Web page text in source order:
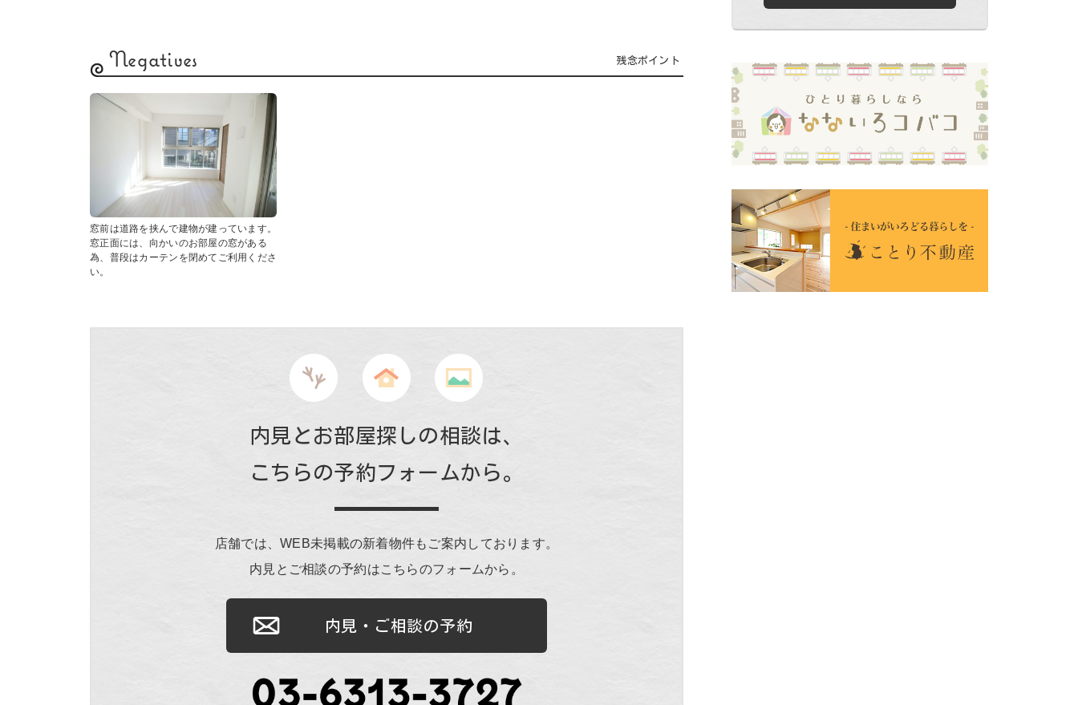
Negatives 残念ポイント
窓前は道路を挟んで建物が建っています。
窓正面には、向かいのお部屋の窓がある
為、普段はカーテンを閉めてご利用くださ
い。
内見とお部屋探しの相談は、
こちらの予約フォームから。
店舗では、WEB未掲載の新着物件もご案内しております。
内見とご相談の予約はこちらのフォームから。
内見・ご相談の予約